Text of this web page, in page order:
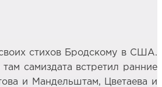
стихов Бродскому в США.
самиздата встретил ранние
и Мандельштам, Цветаева и